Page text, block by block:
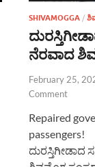
SHIVAMOGGA /
ನೆರವಾದ
February 25,
Comment
Repaired
passengers!